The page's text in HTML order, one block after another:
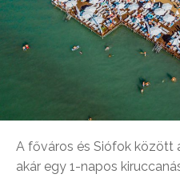
A főváros és Siófok között
akár egy 1-napos